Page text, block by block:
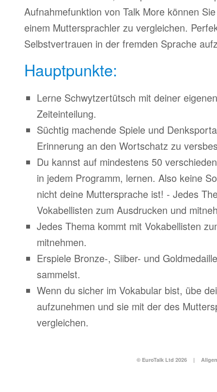
Aufnahmefunktion von Talk More können
einem Muttersprachler zu vergleichen.
Selbstvertrauen in der fremden Sprache
Hauptpunkte:
Lerne Schwytzertütsch mit deiner
Zeiteinteilung.
Süchtig machende Spiele und
Erinnerung an den Wortschatz zu
Du kannst auf mindestens 50
in jedem Programm, lernen. Also keine
nicht deine Muttersprache ist! - Jedes
Vokabellisten zum Ausdrucken und
Jedes Thema kommt mit Vokabellisten
mitnehmen.
Erspiele Bronze-, Siiber- und
sammelst.
Wenn du sicher im Vokabular bist, übe
aufzunehmen und sie mit der des
vergleichen.
© EuroTalk Ltd 2026 |